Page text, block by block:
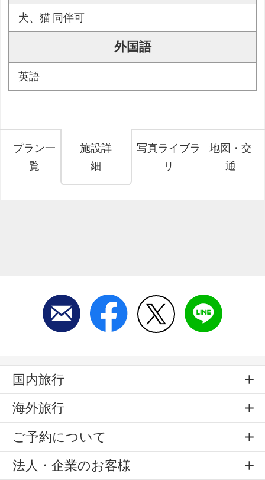
犬、猫 同伴可
外国語
英語
プラン一
覧
施設詳
細
写真ライブラ
リ
地図・交
通
国内旅行
海外旅行
ご予約について
法人・企業のお客様